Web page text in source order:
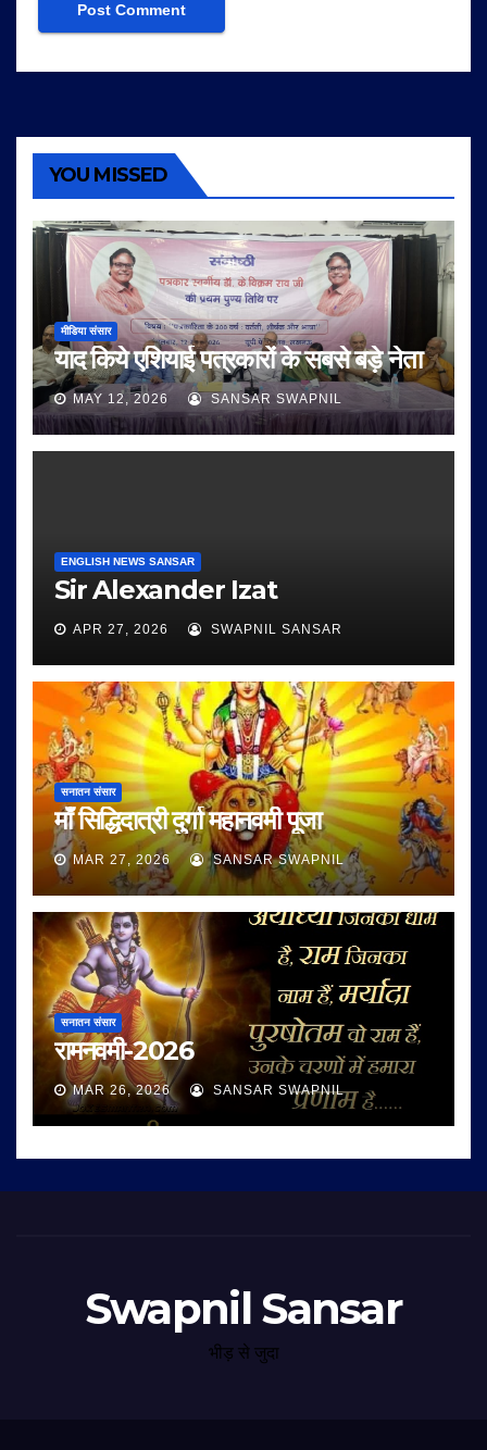
YOU MISSED
मीडिया संसार
याद किये एशियाई पत्रकारों के सबसे बड़े नेता
MAY 12, 2026 SANSAR SWAPNIL
ENGLISH NEWS SANSAR
Sir Alexander Izat
APR 27, 2026 SWAPNIL SANSAR
सनातन संसार
माँ सिद्धिदात्री दुर्गा महानवमी पूजा
MAR 27, 2026 SANSAR SWAPNIL
सनातन संसार
रामनवमी-2026
MAR 26, 2026 SANSAR SWAPNIL
Swapnil Sansar
भीड़ से जुदा